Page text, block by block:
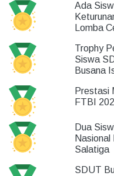
Ada
Lomba
Trophy
Siswa
Busana
Prestasi
FTBI
Dua
Salatiga
SDUT